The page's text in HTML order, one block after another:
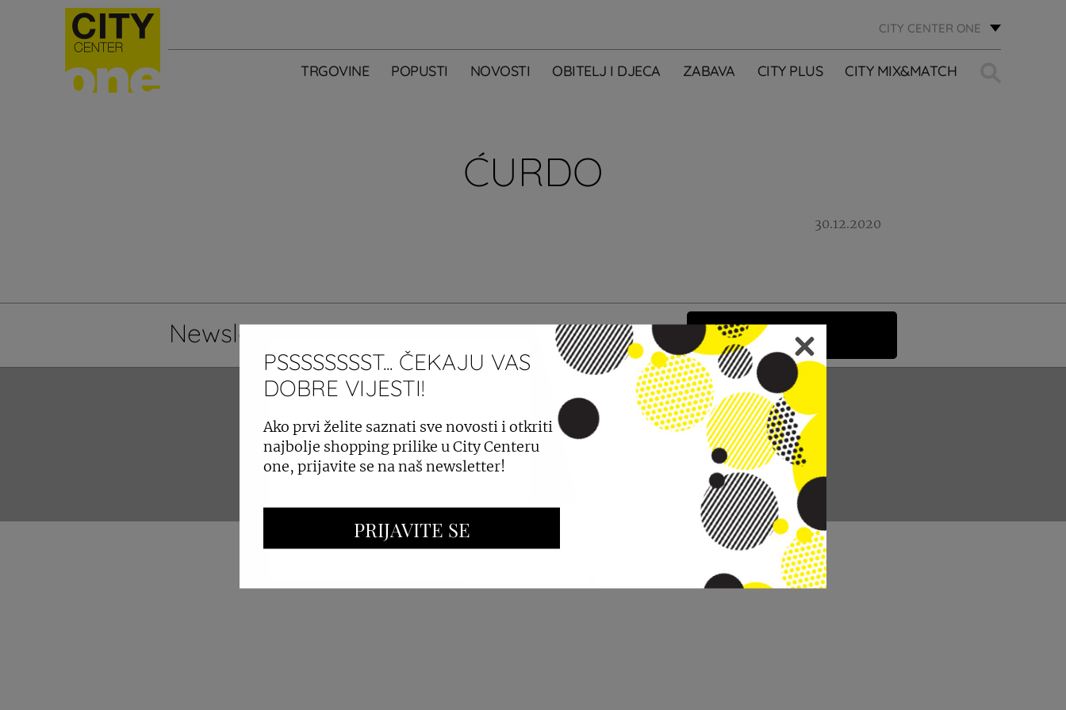
CITY CENTER ONE
TRGOVINE POPUSTI NOVOSTI OBITELJ I DJECA ZABAVA CITY PLUS CITY MIX&MATCH
ĆURDO
30.12.2020
Newsletter Želim primati newsletter City Centera one. PRIJAVI SE
OGLAŠAVANJE I PROMOCIJE CC REAL
PSSSSSSSST... ČEKAJU VAS
DOBRE VIJESTI!
Ako prvi želite saznati sve novosti i otkriti
najbolje shopping prilike u City Centeru
one, prijavite se na naš newsletter!
PRIJAVITE SE